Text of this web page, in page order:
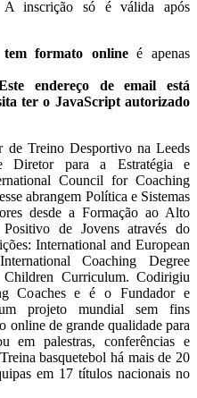
A inscrição só é válida após
formato onlineé apenas
endereço de email está
ter o JavaScript autorizado
de Treino Desportivo na Leeds
Diretor para a Estratégia e
Council for Coaching
abrangem Política e Sistemas
desde a Formação ao Alto
de Jovens através do
International and European
Coaching Degree
Children Curriculum. Codirigiu
Coaches e é o Fundador e
projeto mundial sem fins
online de grande qualidade para
em palestras, conferências e
basquetebol há mais de 20
em 17 títulos nacionais no